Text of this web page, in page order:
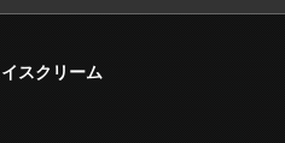
スクリーム